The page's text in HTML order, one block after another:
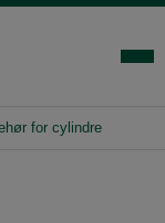
for cylindre